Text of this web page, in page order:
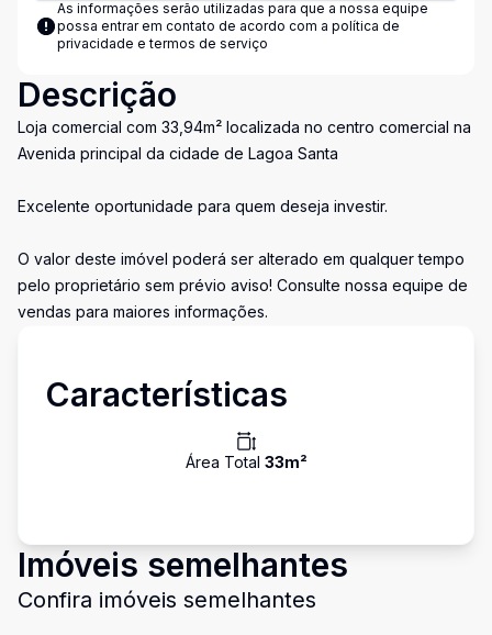
As informações serão utilizadas para que a nossa equipe
possa entrar em contato de acordo com a política de
privacidade e termos de serviço
Descrição
Loja comercial com 33,94m² localizada no centro comercial na
Avenida principal da cidade de Lagoa Santa
Excelente oportunidade para quem deseja investir.
O valor deste imóvel poderá ser alterado em qualquer tempo
pelo proprietário sem prévio aviso! Consulte nossa equipe de
vendas para maiores informações.
Características
Área Total 33m²
Imóveis semelhantes
Confira imóveis semelhantes